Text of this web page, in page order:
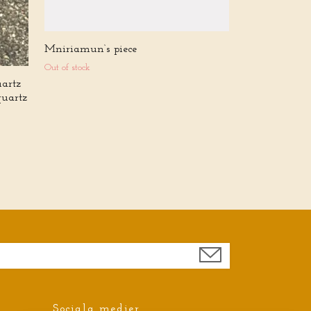
Mniriamun‘s piece
Out of stock